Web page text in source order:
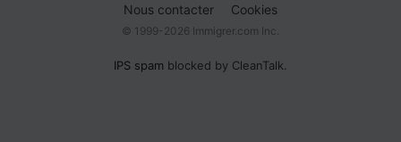
Nous contacter
Cookies
© 1999-2026 Immigrer.com Inc.
IPS spam blocked by CleanTalk.